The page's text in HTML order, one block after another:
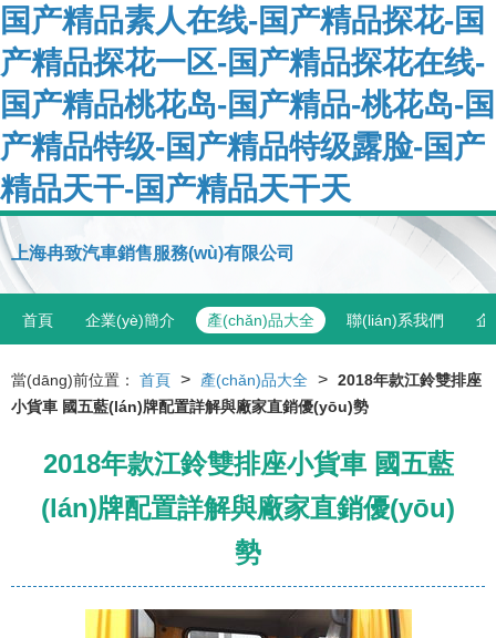
国产精品素人在线-国产精品探花-国
产精品探花一区-国产精品探花在线-
国产精品桃花岛-国产精品-桃花岛-国
产精品特级-国产精品特级露脸-国产
精品天干-国产精品天干天
上海冉致汽車銷售服務(wù)有限公司
首頁 企業(yè)簡介 產(chǎn)品大全 聯(lián)系我們 企
當(dāng)前位置： 首頁 > 產(chǎn)品大全 > 2018年款江鈴雙排座
小貨車 國五藍(lán)牌配置詳解與廠家直銷優(yōu)勢
2018年款江鈴雙排座小貨車 國五藍
(lán)牌配置詳解與廠家直銷優(yōu)
勢